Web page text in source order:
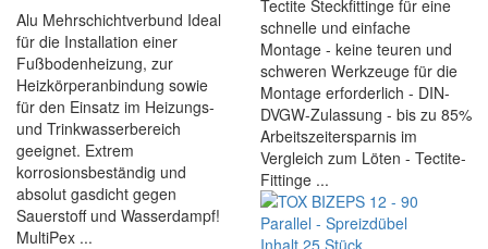
Alu Mehrschichtverbund Ideal
für die Installation einer
Fußbodenheizung, zur
Heizkörperanbindung sowie
für den Einsatz im Heizungs-
und Trinkwasserbereich
geeignet. Extrem
korrosionsbeständig und
absolut gasdicht gegen
Sauerstoff und Wasserdampf!
MultiPex ...
Tectite Steckfittinge für eine
schnelle und einfache
Montage - keine teuren und
schweren Werkzeuge für die
Montage erforderlich - DIN-
DVGW-Zulassung - bis zu 85%
Arbeitszeitersparnis im
Vergleich zum Löten - Tectite-
Fittinge ...